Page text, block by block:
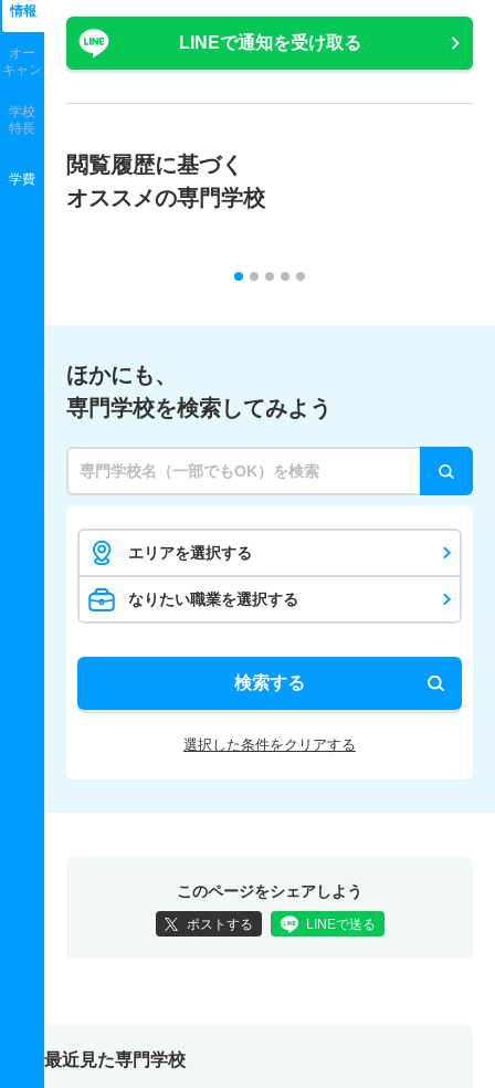
情報
オー
キャン
学校
特長
学費
LINEで通知を受け取る
閲覧履歴に基づく
オススメの専門学校
ほかにも、
専門学校を検索してみよう
エリアを選択する
なりたい職業を選択する
検索する
選択した条件をクリアする
このページをシェアしよう
ポストする LINEで送る
最近見た専門学校